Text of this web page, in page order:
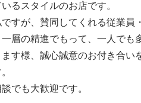
るスタイルのお店です。
すが、賛同してくれる従業員
層の精進でもって、一人でも
す様、誠心誠意のお付き合い
でも大歓迎です。